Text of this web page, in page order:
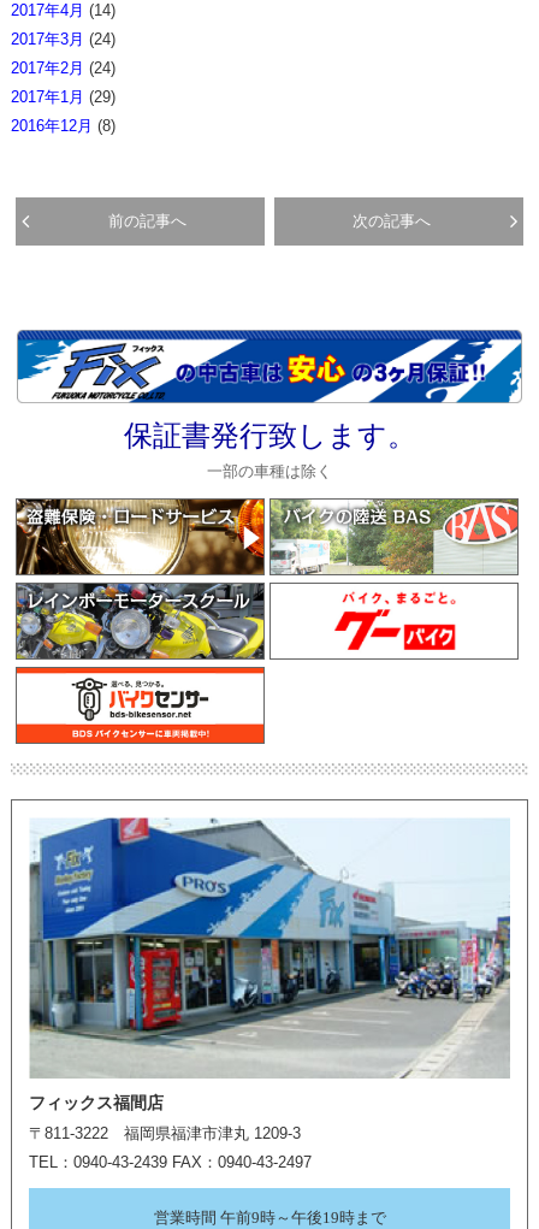
2017年4月 (14)
2017年3月 (24)
2017年2月 (24)
2017年1月 (29)
2016年12月 (8)
前の記事へ 次の記事へ
保証書発行致します。
一部の車種は除く
フィックス福間店
〒811-3222 福岡県福津市津丸 1209-3
TEL：0940-43-2439 FAX：0940-43-2497
営業時間 午前9時～午後19時まで